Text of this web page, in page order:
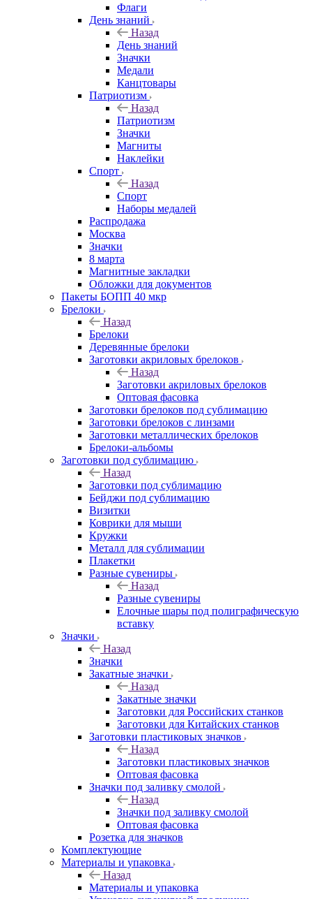
Флаги
День знаний
Назад
День знаний
Значки
Медали
Канцтовары
Патриотизм
Назад
Патриотизм
Значки
Магниты
Наклейки
Спорт
Назад
Спорт
Наборы медалей
Распродажа
Москва
Значки
8 марта
Магнитные закладки
Обложки для документов
Пакеты БОПП 40 мкр
Брелоки
Назад
Брелоки
Деревянные брелоки
Заготовки акриловых брелоков
Назад
Заготовки акриловых брелоков
Оптовая фасовка
Заготовки брелоков под сублимацию
Заготовки брелоков с линзами
Заготовки металлических брелоков
Брелоки-альбомы
Заготовки под сублимацию
Назад
Заготовки под сублимацию
Бейджи под сублимацию
Визитки
Коврики для мыши
Кружки
Металл для сублимации
Плакетки
Разные сувениры
Назад
Разные сувениры
Елочные шары под полиграфическую
вставку
Значки
Назад
Значки
Закатные значки
Назад
Закатные значки
Заготовки для Российских станков
Заготовки для Китайских станков
Заготовки пластиковых значков
Назад
Заготовки пластиковых значков
Оптовая фасовка
Значки под заливку смолой
Назад
Значки под заливку смолой
Оптовая фасовка
Розетка для значков
Комплектующие
Материалы и упаковка
Назад
Материалы и упаковка